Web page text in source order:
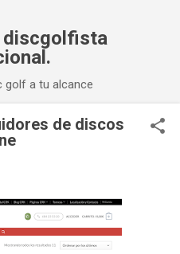
discgolfista
golf a tu alcance
de discos